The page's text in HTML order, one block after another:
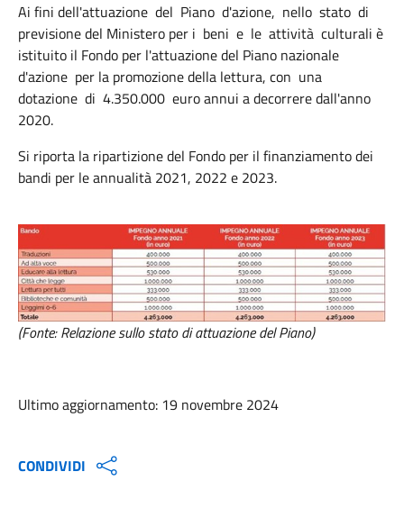
Ai fini dell'attuazione del Piano d'azione, nello stato di
previsione del Ministero per i beni e le attività culturali è
istituito il Fondo per l'attuazione del Piano nazionale
d'azione per la promozione della lettura, con una
dotazione di 4.350.000 euro annui a decorrere dall'anno
2020.
Si riporta la ripartizione del Fondo per il finanziamento dei
bandi per le annualità 2021, 2022 e 2023.
(Fonte: Relazione sullo stato di attuazione del Piano)
Ultimo aggiornamento: 19 novembre 2024
CONDIVIDI